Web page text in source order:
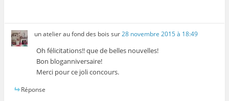
un atelier au fond des bois sur28 novembre 2015 à 18:49
Oh félicitations!! que de belles nouvelles!
Bon bloganniversaire!
Merci pour ce joli concours.
Réponse